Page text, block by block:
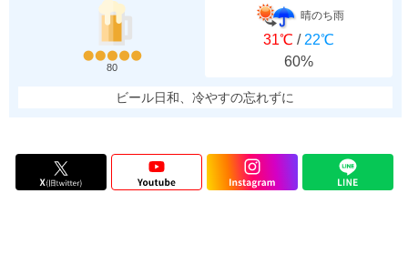
80
晴のち雨
31℃ / 22℃
60%
ビール日和、冷やすの忘れずに